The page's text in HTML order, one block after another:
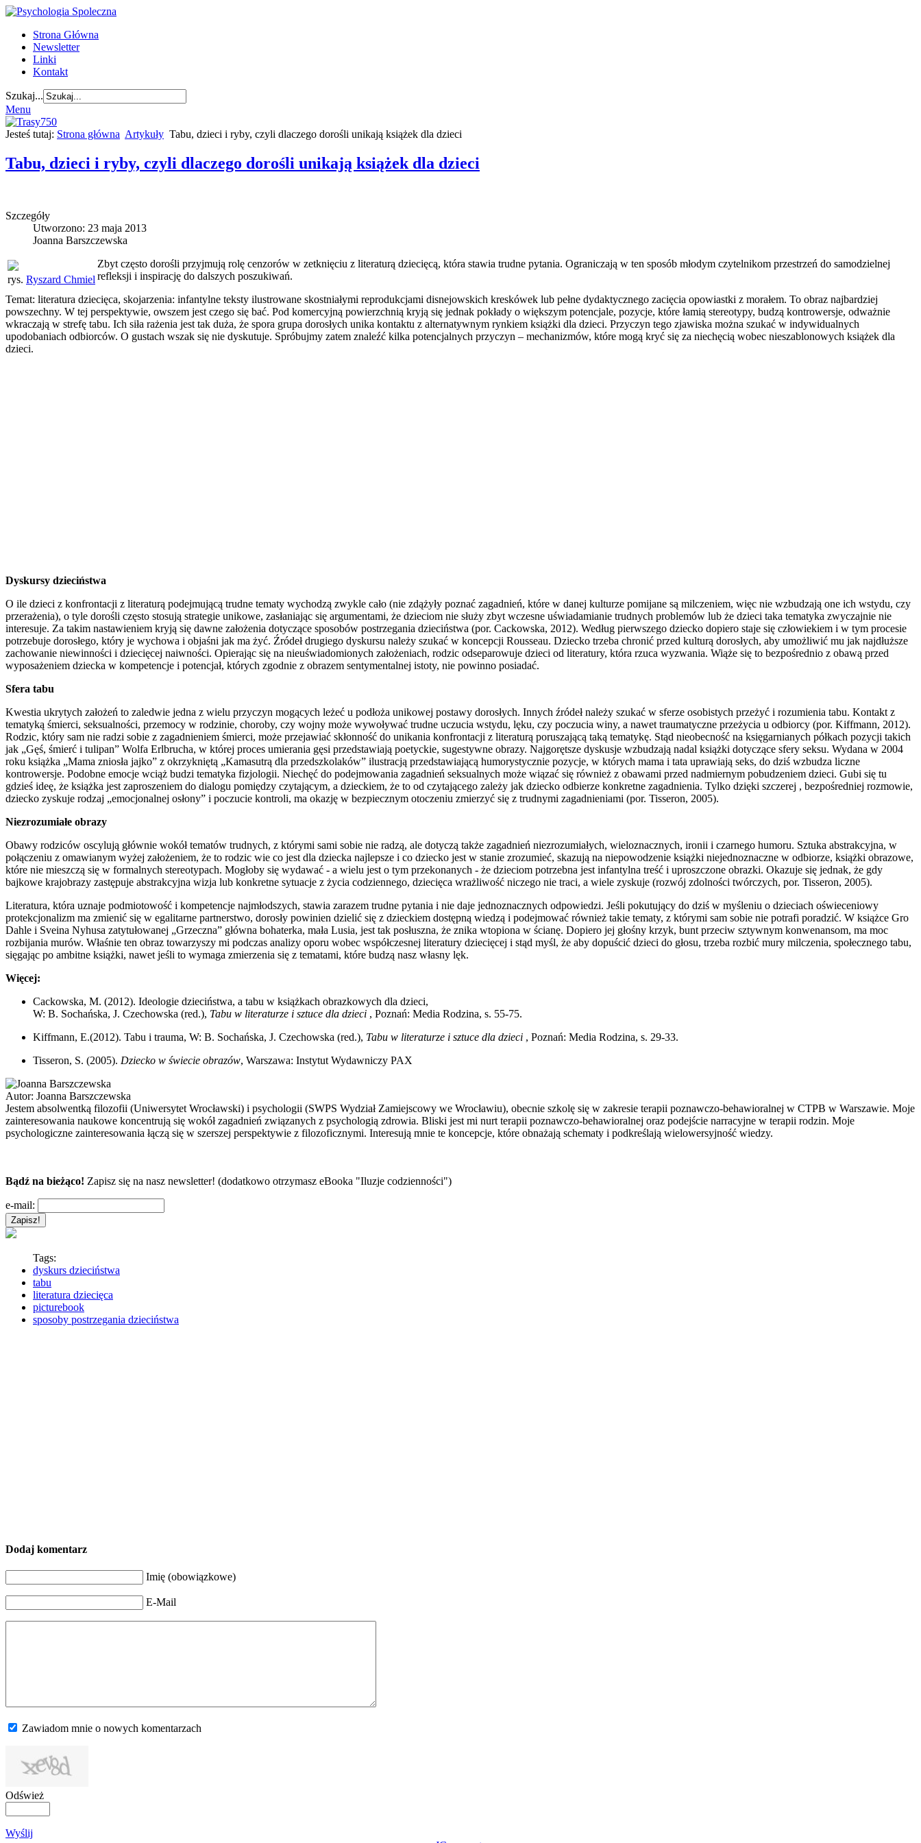
Strona Główna
Newsletter
Linki
Kontakt
Szukaj...
Menu
Jesteś tutaj: Strona główna Artykuły Tabu, dzieci i ryby, czyli dlaczego dorośli unikają książek dla dzieci
Tabu, dzieci i ryby, czyli dlaczego dorośli unikają książek dla dzieci
Szczegóły
Utworzono: 23 maja 2013
Joanna Barszczewska
rys. Ryszard Chmiel
Zbyt często dorośli przyjmują rolę cenzorów w zetknięciu z literaturą dziecięcą, która stawia trudne pytania. Ograniczają w ten sposób młodym czytelnikom przestrzeń do samodzielnej
refleksji i inspirację do dalszych poszukiwań.
Temat: literatura dziecięca, skojarzenia: infantylne teksty ilustrowane skostniałymi reprodukcjami disnejowskich kreskówek lub pełne dydaktycznego zacięcia opowiastki z morałem. To obraz najbardziej
powszechny. W tej perspektywie, owszem jest czego się bać. Pod komercyjną powierzchnią kryją się jednak pokłady o większym potencjale, pozycje, które łamią stereotypy, budzą kontrowersje, odważnie
wkraczają w strefę tabu. Ich siła rażenia jest tak duża, że spora grupa dorosłych unika kontaktu z alternatywnym rynkiem książki dla dzieci. Przyczyn tego zjawiska można szukać w indywidualnych
upodobaniach odbiorców. O gustach wszak się nie dyskutuje. Spróbujmy zatem znaleźć kilka potencjalnych przyczyn – mechanizmów, które mogą kryć się za niechęcią wobec nieszablonowych książek dla
dzieci.
Dyskursy dzieciństwa
O ile dzieci z konfrontacji z literaturą podejmującą trudne tematy wychodzą zwykle cało (nie zdążyły poznać zagadnień, które w danej kulturze pomijane są milczeniem, więc nie wzbudzają one ich wstydu, czy
przerażenia), o tyle dorośli często stosują strategie unikowe, zasłaniając się argumentami, że dzieciom nie służy zbyt wczesne uświadamianie trudnych problemów lub że dzieci taka tematyka zwyczajnie nie
interesuje. Za takim nastawieniem kryją się dawne założenia dotyczące sposobów postrzegania dzieciństwa (por. Cackowska, 2012). Według pierwszego dziecko dopiero staje się człowiekiem i w tym procesie
potrzebuje dorosłego, który je wychowa i objaśni jak ma żyć. Źródeł drugiego dyskursu należy szukać w koncepcji Rousseau. Dziecko trzeba chronić przed kulturą dorosłych, aby umożliwić mu jak najdłuższe
zachowanie niewinności i dziecięcej naiwności. Opierając się na nieuświadomionych założeniach, rodzic odseparowuje dzieci od literatury, która rzuca wyzwania. Wiąże się to bezpośrednio z obawą przed
wyposażeniem dziecka w kompetencje i potencjał, których zgodnie z obrazem sentymentalnej istoty, nie powinno posiadać.
Sfera tabu
Kwestia ukrytych założeń to zaledwie jedna z wielu przyczyn mogących leżeć u podłoża unikowej postawy dorosłych. Innych źródeł należy szukać w sferze osobistych przeżyć i rozumienia tabu. Kontakt z
tematyką śmierci, seksualności, przemocy w rodzinie, choroby, czy wojny może wywoływać trudne uczucia wstydu, lęku, czy poczucia winy, a nawet traumatyczne przeżycia u odbiorcy (por. Kiffmann, 2012).
Rodzic, który sam nie radzi sobie z zagadnieniem śmierci, może przejawiać skłonność do unikania konfrontacji z literaturą poruszającą taką tematykę. Stąd nieobecność na księgarnianych półkach pozycji takich
jak „Gęś, śmierć i tulipan” Wolfa Erlbrucha, w której proces umierania gęsi przedstawiają poetyckie, sugestywne obrazy. Najgorętsze dyskusje wzbudzają nadal książki dotyczące sfery seksu. Wydana w 2004
roku książka „Mama zniosła jajko” z okrzykniętą „Kamasutrą dla przedszkolaków” ilustracją przedstawiającą humorystycznie pozycje, w których mama i tata uprawiają seks, do dziś wzbudza liczne
kontrowersje. Podobne emocje wciąż budzi tematyka fizjologii. Niechęć do podejmowania zagadnień seksualnych może wiązać się również z obawami przed nadmiernym pobudzeniem dzieci. Gubi się tu
gdzieś ideę, że książka jest zaproszeniem do dialogu pomiędzy czytającym, a dzieckiem, że to od czytającego zależy jak dziecko odbierze konkretne zagadnienia. Tylko dzięki szczerej , bezpośredniej rozmowie,
dziecko zyskuje rodzaj „emocjonalnej osłony” i poczucie kontroli, ma okazję w bezpiecznym otoczeniu zmierzyć się z trudnymi zagadnieniami (por. Tisseron, 2005).
Niezrozumiałe obrazy
Obawy rodziców oscylują głównie wokół tematów trudnych, z którymi sami sobie nie radzą, ale dotyczą także zagadnień niezrozumiałych, wieloznacznych, ironii i czarnego humoru. Sztuka abstrakcyjna, w
połączeniu z omawianym wyżej założeniem, że to rodzic wie co jest dla dziecka najlepsze i co dziecko jest w stanie zrozumieć, skazują na niepowodzenie książki niejednoznaczne w odbiorze, książki obrazowe,
które nie mieszczą się w formalnych stereotypach. Mogłoby się wydawać - a wielu jest o tym przekonanych - że dzieciom potrzebna jest infantylna treść i uproszczone obrazki. Okazuje się jednak, że gdy
bajkowe krajobrazy zastępuje abstrakcyjna wizja lub konkretne sytuacje z życia codziennego, dziecięca wrażliwość niczego nie traci, a wiele zyskuje (rozwój zdolności twórczych, por. Tisseron, 2005).
Literatura, która uznaje podmiotowość i kompetencje najmłodszych, stawia zarazem trudne pytania i nie daje jednoznacznych odpowiedzi. Jeśli pokutujący do dziś w myśleniu o dzieciach oświeceniowy
protekcjonalizm ma zmienić się w egalitarne partnerstwo, dorosły powinien dzielić się z dzieckiem dostępną wiedzą i podejmować również takie tematy, z którymi sam sobie nie potrafi poradzić. W książce Gro
Dahle i Sveina Nyhusa zatytułowanej „Grzeczna” główna bohaterka, mała Lusia, jest tak posłuszna, że znika wtopiona w ścianę. Dopiero jej głośny krzyk, bunt przeciw sztywnym konwenansom, ma moc
rozbijania murów. Właśnie ten obraz towarzyszy mi podczas analizy oporu wobec współczesnej literatury dziecięcej i stąd myśl, że aby dopuścić dzieci do głosu, trzeba rozbić mury milczenia, społecznego tabu,
sięgając po ambitne książki, nawet jeśli to wymaga zmierzenia się z tematami, które budzą nasz własny lęk.
Więcej:
Cackowska, M. (2012). Ideologie dzieciństwa, a tabu w książkach obrazkowych dla dzieci,
W: B. Sochańska, J. Czechowska (red.), Tabu w literaturze i sztuce dla dzieci , Poznań: Media Rodzina, s. 55-75.
Kiffmann, E.(2012). Tabu i trauma, W: B. Sochańska, J. Czechowska (red.), Tabu w literaturze i sztuce dla dzieci , Poznań: Media Rodzina, s. 29-33.
Tisseron, S. (2005). Dziecko w świecie obrazów, Warszawa: Instytut Wydawniczy PAX
Autor: Joanna Barszczewska
Jestem absolwentką filozofii (Uniwersytet Wrocławski) i psychologii (SWPS Wydział Zamiejscowy we Wrocławiu), obecnie szkolę się w zakresie terapii poznawczo-behawioralnej w CTPB w Warszawie. Moje
zainteresowania naukowe koncentrują się wokół zagadnień związanych z psychologią zdrowia. Bliski jest mi nurt terapii poznawczo-behawioralnej oraz podejście narracyjne w terapii rodzin. Moje
psychologiczne zainteresowania łączą się w szerszej perspektywie z filozoficznymi. Interesują mnie te koncepcje, które obnażają schematy i podkreślają wielowersyjność wiedzy.
Bądź na bieżąco! Zapisz się na nasz newsletter! (dodatkowo otrzymasz eBooka "Iluzje codzienności")
e-mail:
Tags:
dyskurs dzieciństwa
tabu
literatura dziecięca
picturebook
sposoby postrzegania dzieciństwa
Dodaj komentarz
Imię (obowiązkowe)
E-Mail
Zawiadom mnie o nowych komentarzach
Odśwież
Wyślij